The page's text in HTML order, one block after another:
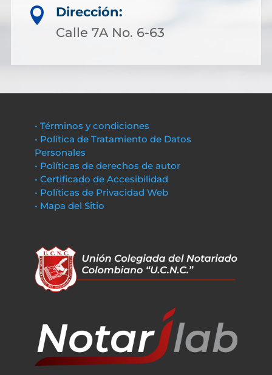

Dirección:
Calle 7A No. 6-63
• Términos y condiciones
• Política de Tratamiento de Datos
Personales
• Políticas de derechos de autor
• Certificado de Accesibilidad
• Políticas de Privacidad Web
• Mapa del Sitio